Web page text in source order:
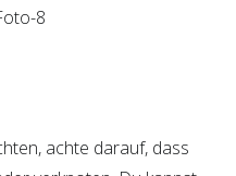
achte darauf, dass